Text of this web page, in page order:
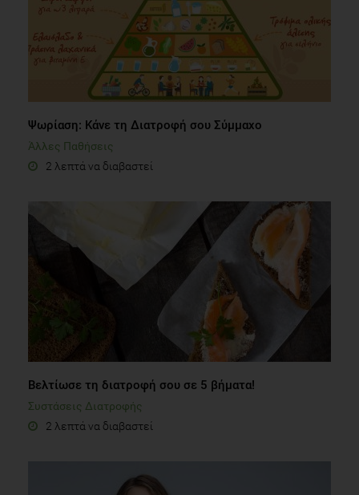
Ψωρίαση: Κάνε τη Διατροφή σου Σύμμαχο
Άλλες Παθήσεις
2 λεπτά να διαβαστεί
Βελτίωσε τη διατροφή σου σε 5 βήματα!
Συστάσεις Διατροφής
2 λεπτά να διαβαστεί